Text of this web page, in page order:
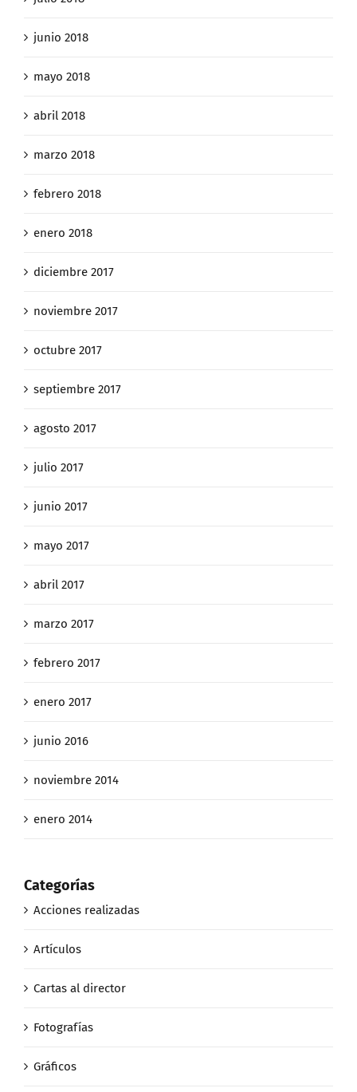
junio 2018
mayo 2018
abril 2018
marzo 2018
febrero 2018
enero 2018
diciembre 2017
noviembre 2017
octubre 2017
septiembre 2017
agosto 2017
julio 2017
junio 2017
mayo 2017
abril 2017
marzo 2017
febrero 2017
enero 2017
junio 2016
noviembre 2014
enero 2014
Categorías
Acciones realizadas
Artículos
Cartas al director
Fotografías
Gráficos